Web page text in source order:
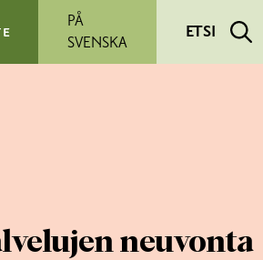
PÅ
SVENSKA
ETSI
neuvonta